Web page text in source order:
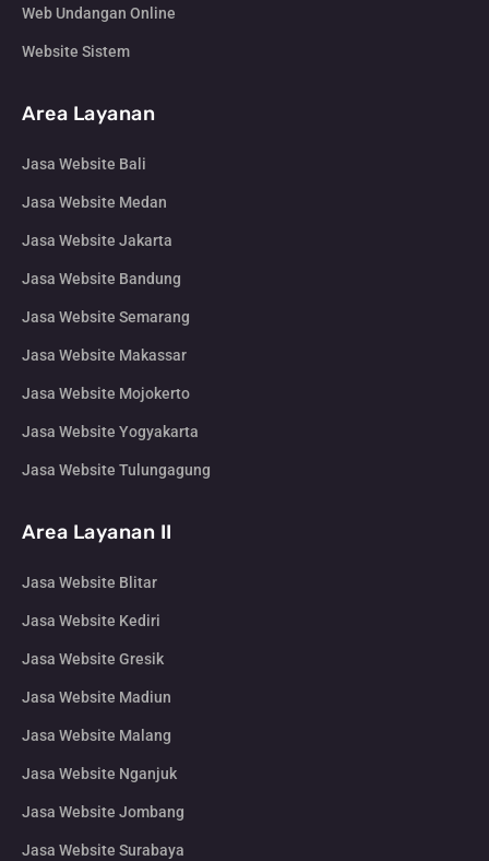
Web Undangan Online
Website Sistem
Area Layanan
Jasa Website Bali
Jasa Website Medan
Jasa Website Jakarta
Jasa Website Bandung
Jasa Website Semarang
Jasa Website Makassar
Jasa Website Mojokerto
Jasa Website Yogyakarta
Jasa Website Tulungagung
Area Layanan II
Jasa Website Blitar
Jasa Website Kediri
Jasa Website Gresik
Jasa Website Madiun
Jasa Website Malang
Jasa Website Nganjuk
Jasa Website Jombang
Jasa Website Surabaya